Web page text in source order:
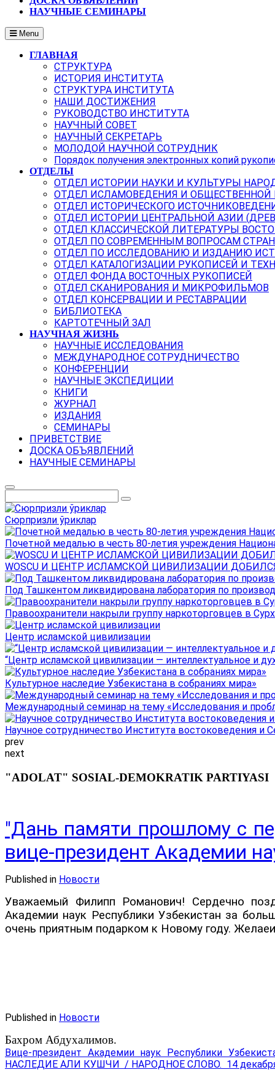
НАУЧНЫЕ СЕМИНАРЫ
Menu
ГЛАВНАЯ
СТРУКТУРА
ИСТОРИЯ ИНСТИТУТА
СТРУКТУРА ИНСТИТУТА
НАШИ ДОСТИЖЕНИЯ
РУКОВОДСТВО ИНСТИТУТА
НАУЧНЫЙ СОВЕТ
НАУЧНЫЙ СЕКРЕТАРЬ
МОЛОДОЙ НАУЧНОЙ СОТРУДНИК
Порядок получения электронных копий
ОТДЕЛЫ
ОТДЕЛ ИСТОРИИ НАУКИ И КУЛЬТУРЫ
ОТДЕЛ ИСЛАМОВЕДЕНИЯ И
ОТДЕЛ ИСТОРИЧЕСКОГО
ОТДЕЛ ИСТОРИИ ЦЕНТРАЛЬНОЙ АЗИИ
ОТДЕЛ КЛАССИЧЕСКОЙ ЛИТЕРАТУРЫ
ОТДЕЛ ПО СОВРЕМЕННЫМ ВОПРОСАМ
ОТДЕЛ ПО ИССЛЕДОВАНИЮ И ИЗДАНИЮ
ОТДЕЛ КАТАЛОГИЗАЦИИ РУКОПИСЕЙ И
ОТДЕЛ ФОНДА ВОСТОЧНЫХ РУКОПИСЕЙ
ОТДЕЛ СКАНИРОВАНИЯ И МИКРОФИЛЬМОВ
ОТДЕЛ КОНСЕРВАЦИИ И РЕСТАВРАЦИИ
БИБЛИОТЕКА
КАРТОТЕЧНЫЙ ЗАЛ
НАУЧНАЯ ЖИЗНЬ
НАУЧНЫЕ ИССЛЕДОВАНИЯ
МЕЖДУНАРОДНОЕ СОТРУДНИЧЕСТВО
КОНФЕРЕНЦИИ
НАУЧНЫЕ ЭКСПЕДИЦИИ
КНИГИ
ЖУРНАЛ
ИЗДАНИЯ
СЕМИНАРЫ
ПРИВЕТСТВИЕ
ДОСКА ОБЪЯВЛЕНИЙ
НАУЧНЫЕ СЕМИНАРЫ
Сюрпризли ўриклар
Почетной медалью в честь 80-летия учреждения
WOSCU И ЦЕНТР ИСЛАМСКОЙ ЦИВИЛИЗАЦИИ
Под Ташкентом ликвидирована лаборатория по
Правоохранители накрыли группу наркоторговцев в
Центр исламской цивилизации
“Центр исламской цивилизации — интеллектуальное и
Культурное наследие Узбекистана в собраниях мира»
Международный семинар на тему «Исследования и
Научное сотрудничество Института востоковедения и
prev
next
"ADOLAT" SOSIAL-DEMOKRATIK PARTIYASI
"Дань памяти прошлому с
вице-президент Академии
Published in Новости
Уважаемый Филипп Романович! Сердечно
Академии наук Республики Узбекистан за
очень приятным подарком к Новому году.
Published in Новости
Бахром Абдухалимов.
Вице-президент Академии наук Республики
НАСЛЕДИЕ АЛИ КУШЧИ / НАРОДНОЕ СЛОВО. 14 декабря